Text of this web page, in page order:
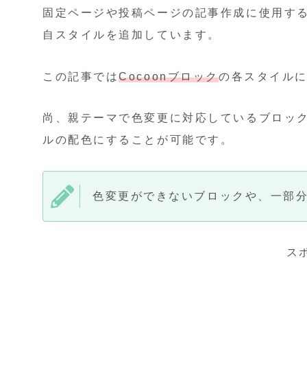
固定ページや投稿ページの記事作成に使用
自スタイルを追加しています。
この記事ではCocoonブロックの各スタイル
尚、親テーマで色変更に対応しているブロッ
ルの配色にすることが可能です。
色変更ができないブロックや、一部
ス